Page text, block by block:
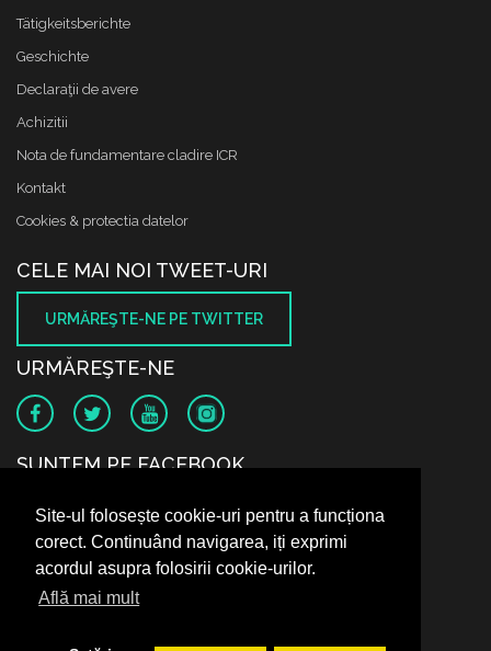
Site-ul folosește cookie-uri pentru a funcționa
corect. Continuând navigarea, iți exprimi
acordul asupra folosirii cookie-urilor.
Află mai mult
Tätigkeitsberichte
Geschichte
Declaraţii de avere
Achizitii
Nota de fundamentare cladire ICR
Kontakt
Cookies & protectia datelor
CELE MAI NOI TWEET-URI
URMĂREŞTE-NE PE TWITTER
URMĂREŞTE-NE
SUNTEM PE FACEBOOK